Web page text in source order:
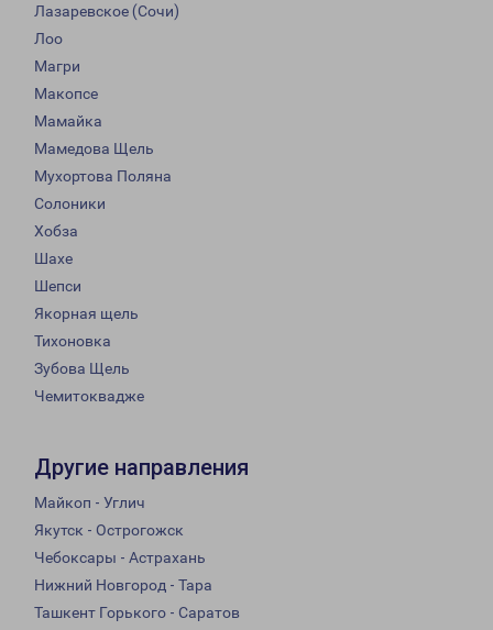
Лазаревское (Сочи)
Лоо
Магри
Макопсе
Мамайка
Мамедова Щель
Мухортова Поляна
Солоники
Хобза
Шахе
Шепси
Якорная щель
Тихоновка
Зубова Щель
Чемитоквадже
Другие направления
Майкоп - Углич
Якутск - Острогожск
Чебоксары - Астрахань
Нижний Новгород - Тара
Ташкент Горького - Саратов